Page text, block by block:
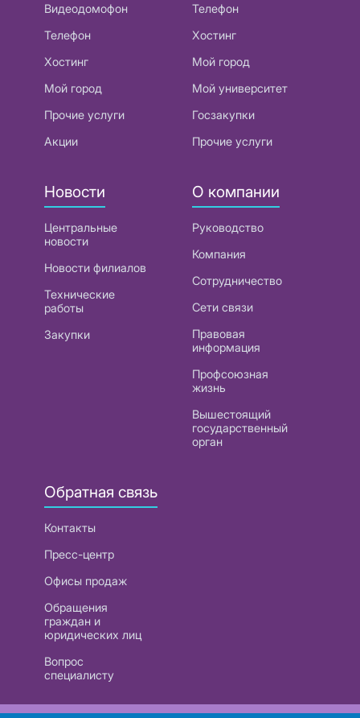
Видеодомофон
Телефон
Хостинг
Мой город
Прочие услуги
Акции
Телефон
Хостинг
Мой город
Мой университет
Госзакупки
Прочие услуги
Новости
Центральные
новости
Новости филиалов
Технические
работы
Закупки
О компании
Руководство
Компания
Сотрудничество
Сети связи
Правовая
информация
Профсоюзная
жизнь
Вышестоящий
государственный
орган
Обратная связь
Контакты
Пресс-центр
Офисы продаж
Обращения
граждан и
юридических лиц
Вопрос
специалисту